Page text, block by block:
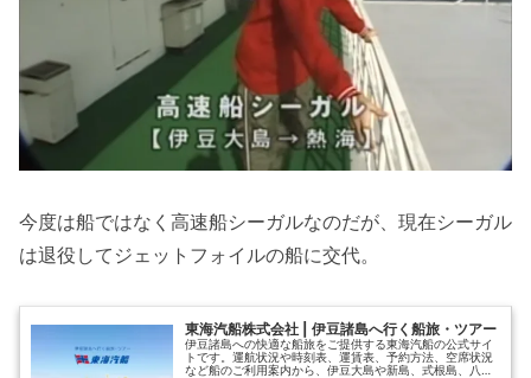
今度は船ではなく高速船シーガルなのだが、現在シーガル
は退役してジェットフォイルの船に交代。
東海汽船株式会社 | 伊豆諸島へ行く船旅・ツアー
伊豆諸島への快適な船旅をご提供する東海汽船の公式サイ
トです。運航状況や時刻表、運賃表、予約方法、空席状況
など船のご利用案内から、伊豆大島や新島、式根島、八丈